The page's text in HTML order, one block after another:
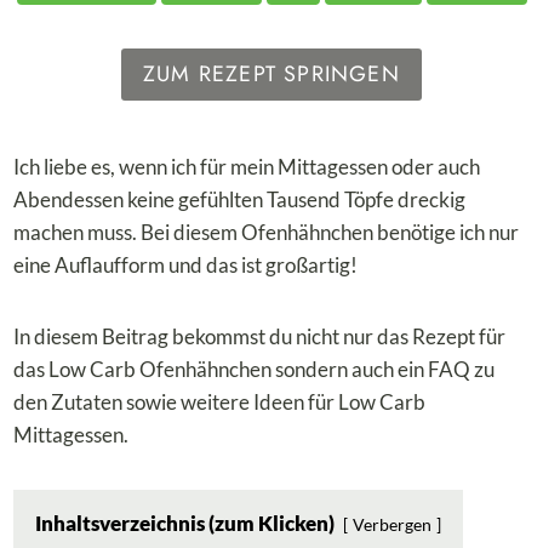
ZUM REZEPT SPRINGEN
Ich liebe es, wenn ich für mein Mittagessen oder auch
Abendessen keine gefühlten Tausend Töpfe dreckig
machen muss. Bei diesem Ofenhähnchen benötige ich nur
eine Auflaufform und das ist großartig!
In diesem Beitrag bekommst du nicht nur das Rezept für
das Low Carb Ofenhähnchen sondern auch ein FAQ zu
den Zutaten sowie weitere Ideen für Low Carb
Mittagessen.
Inhaltsverzeichnis (zum Klicken) Verbergen